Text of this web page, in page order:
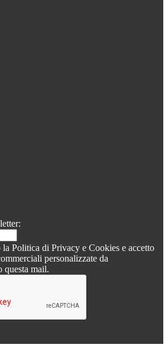
Politica di Privacy e Cookies e accetto
personalizzate da
questa mail.